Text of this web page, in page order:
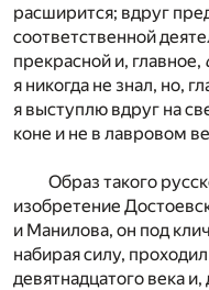
расширится; вдруг
соответственной
прекрасной и, главное,
я никогда не знал, но,
я выступлю вдруг на
коне и не в лавровом
Образ такого
изобретение
и Манилова, он под
набирая силу,
девятнадцатого века